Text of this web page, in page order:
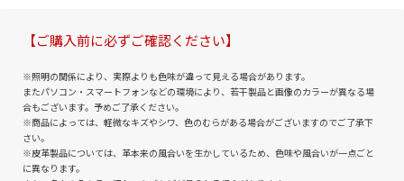
【ご購入前に必ずご確認ください】
※照明の関係により、実際よりも色味が違って見える場合があります。
またパソコン・スマートフォンなどの環境により、若干製品と画像のカラーが異なる場
合もございます。予めご了承ください。
※商品によっては、軽微なキズやシワ、色のむらがある場合がございますのでご了承下
さい。
※皮革製品については、革本来の風合いを生かしているため、色味や風合いが一点ごと
に異なります。